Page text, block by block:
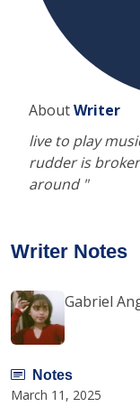
AboutWriter
live to play
rudder is
around "
Writer Notes
Gabriel
Notes
March 11, 2025